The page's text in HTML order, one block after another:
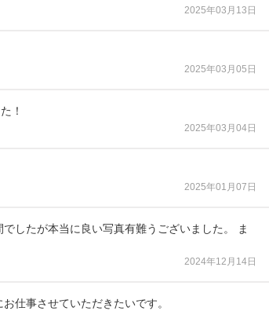
2025年03月13日
2025年03月05日
！
2025年03月04日
2025年01月07日
したが本当に良い写真有難うございました。 ま
2024年12月14日
仕事させていただきたいです。